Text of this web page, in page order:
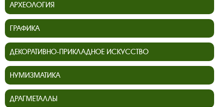
АРХЕОЛОГИЯ
ГРАФИКА
ДЕКОРАТИВНО-ПРИКЛАДНОЕ ИСКУССТВО
НУМИЗМАТИКА
ДРАГМЕТАЛЛЫ